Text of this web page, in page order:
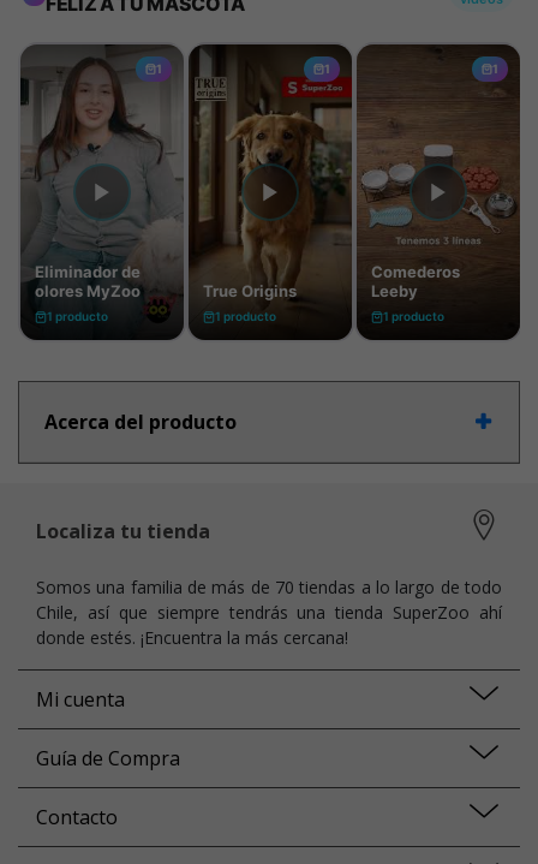
Acerca del producto
Localiza tu tienda
Somos una familia de más de 70 tiendas a lo largo de todo
Chile, así que siempre tendrás una tienda SuperZoo ahí
donde estés. ¡Encuentra la más cercana!
Mi cuenta
Guía de Compra
Contacto